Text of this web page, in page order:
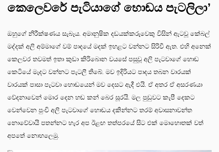
කෙලෙවරේ පැටියාගේ හොඬය පැටලිලා’
ඔහුගේ නිරීක්ෂණය සැබෑය. අමානුෂික දඩයක්කරුවෙකු විසින් ඇටවූ කේබල්
මද්දක් අලි අම්මාගේ වම් පාදයේ මදක් ඉහළට වන්නට සිරිවී ඇත. එහි අනෙක්
කෙලවර තවමත් ඉතා කුඩා කිරිබොන වයසේ පසුවූ අලි පැටවාගේ හොඬ
කෙටියේ මැදට වන්නට පැටලී තිබේ. මව ඉදිරියට පාදය තබන වාරයක්
වාරයක් පාසා පැටවා හොඬයෙන් මව දෙසට ඇදී එයි. ඒ අතර ඒ අසරණයා
වේදනාවෙන් මොර දෙන හඬ කන් බෙර සූරයි. මල පුඩුවට කැපී දෙකට
වෙන්වෙන පුංචි අලි පැටවාගේ හොඬය දකින්නට තරම් අවාසනාවන්ත
නොවේවායි පතන්නට හැර අප ඊළඟ තත්පරයේ සිට එක් මොහොතක් වත්
අපතේ නොහලෙමු.